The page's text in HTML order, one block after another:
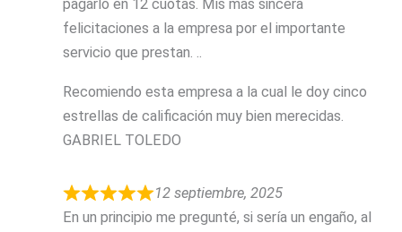
pagarlo en 12 cuotas. Mis más sincera
felicitaciones a la empresa por el importante
servicio que prestan. ..
Recomiendo esta empresa a la cual le doy cinco
estrellas de calificación muy bien merecidas.
GABRIEL TOLEDO
12 septiembre, 2025
En un principio me pregunté, si sería un engaño, al